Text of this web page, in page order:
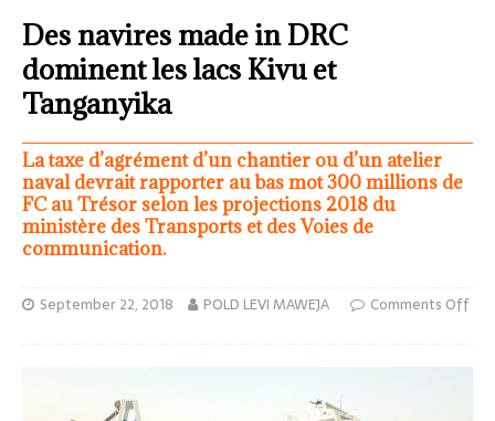
Des navires made in DRC
dominent les lacs Kivu et
Tanganyika
La taxe d’agrément d’un chantier ou d’un atelier
naval devrait rapporter au bas mot 300 millions de
FC au Trésor selon les projections 2018 du
ministère des Transports et des Voies de
communication.
September 22, 2018 POLD LEVI MAWEJA Comments Off